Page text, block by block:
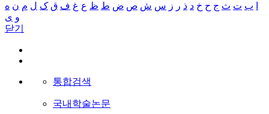
ب ت ث ج ح خ د ذ ر ز س ش ص ض ط ظ ع غ ف ق ک ل م ن ه
و ی
닫기
통합검색
국내학술논문